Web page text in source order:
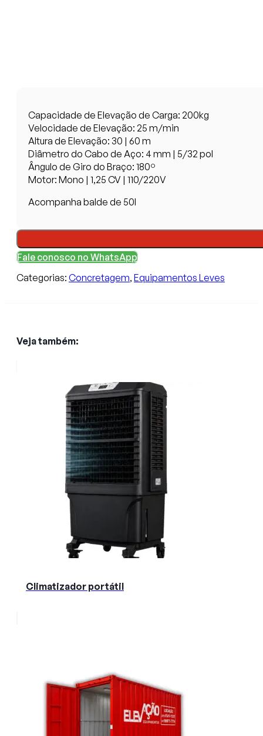
Capacidade de Elevação de Carga: 200kg
Velocidade de Elevação: 25 m/min
Altura de Elevação: 30 | 60 m
Diâmetro do Cabo de Aço: 4 mm | 5/32 pol
Ângulo de Giro do Braço: 180º
Motor: Mono | 1,25 CV | 110/220V
Acompanha balde de 50l
Fale conosco no WhatsApp
Categorias: Concretagem, Equipamentos Leves
Veja também:
Climatizador portátil